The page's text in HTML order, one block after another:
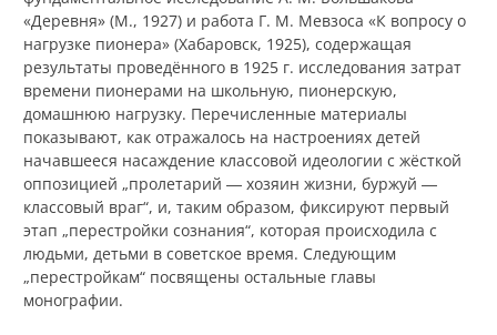
«Деревня» (М., 1927) и работа Г. М. Мевзоса «К вопросу о
нагрузке пионера» (Хабаровск, 1925), содержащая
результаты проведённого в 1925 г. исследования затрат
времени пионерами на школьную, пионерскую,
домашнюю нагрузку. Перечисленные материалы
показывают, как отражалось на настроениях детей
начавшееся насаждение классовой идеологии с жёсткой
оппозицией „пролетарий ― хозяин жизни, буржуй ―
классовый враг“, и, таким образом, фиксируют первый
этап „перестройки сознания“, которая происходила с
людьми, детьми в советское время. Следующим
„перестройкам“ посвящены остальные главы
монографии.